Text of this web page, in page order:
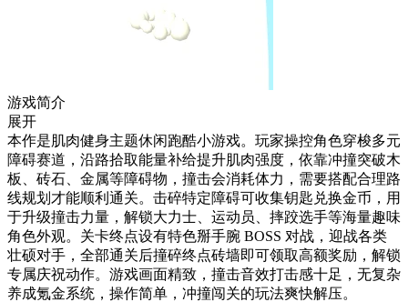
游戏简介
展开
本作是肌肉健身主题休闲跑酷小游戏。玩家操控角色穿梭多元
障碍赛道，沿路拾取能量补给提升肌肉强度，依靠冲撞突破木
板、砖石、金属等障碍物，撞击会消耗体力，需要搭配合理路
线规划才能顺利通关。击碎特定障碍可收集钥匙兑换金币，用
于升级撞击力量，解锁大力士、运动员、摔跤选手等海量趣味
角色外观。关卡终点设有特色掰手腕 BOSS 对战，迎战各类
壮硕对手，全部通关后撞碎终点砖墙即可领取高额奖励，解锁
专属庆祝动作。游戏画面精致，撞击音效打击感十足，无复杂
养成氪金系统，操作简单，冲撞闯关的玩法爽快解压。